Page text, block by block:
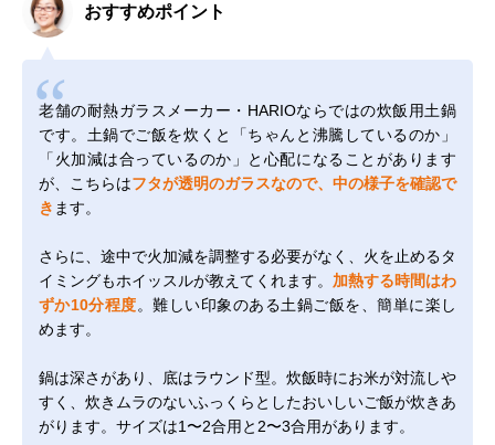
おすすめポイント
老舗の耐熱ガラスメーカー・HARIOならではの炊飯用土鍋
です。土鍋でご飯を炊くと「ちゃんと沸騰しているのか」
「火加減は合っているのか」と心配になることがあります
が、こちらはフタが透明のガラスなので、中の様子を確認で
き ます。
さらに、途中で火加減を調整する必要がなく、火を止めるタ
イミングもホイッスルが教えてくれます。 加熱する時間はわ
ずか10分程度。難しい印象のある土鍋ご飯を、簡単に楽し
めます。
鍋は深さがあり、底はラウンド型。炊飯時にお米が対流しや
すく、炊きムラのないふっくらとしたおいしいご飯が炊きあ
がります。サイズは1〜2合用と2〜3合用があります。